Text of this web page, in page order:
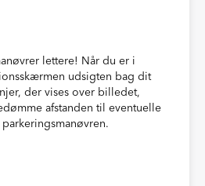
lettere! Når du er i
udsigten bag dit
der vises over billedet,
afstanden til eventuelle